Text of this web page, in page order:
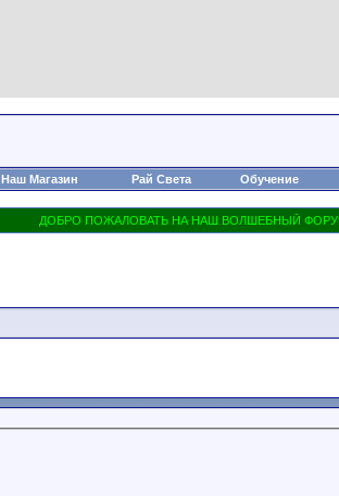
Наш Магазин Рай Света Обучение